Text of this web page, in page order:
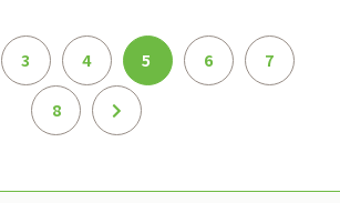
3 4 5 6 7
8